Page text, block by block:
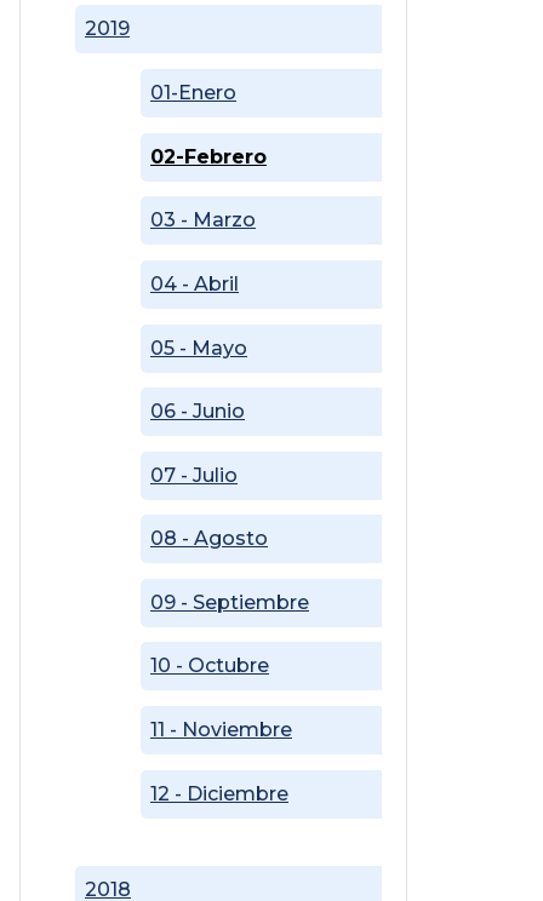
2018
2019
01-Enero
02-Febrero
03 - Marzo
04 - Abril
05 - Mayo
06 - Junio
07 - Julio
08 - Agosto
09 - Septiembre
10 - Octubre
11 - Noviembre
12 - Diciembre